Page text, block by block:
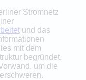
Stromnetz
und das
mit dem
begründet.
um die